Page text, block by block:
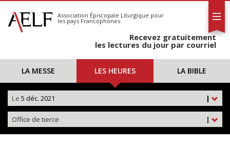
S'abonner
Calendrier
Association Épiscopale Liturgique pour
les pays Francophones
Recevez gratuitement
les lectures du jour par courriel
LA MESSE LES HEURES LA BIBLE
|
Le 5 déc. 2021
|
Office de tierce